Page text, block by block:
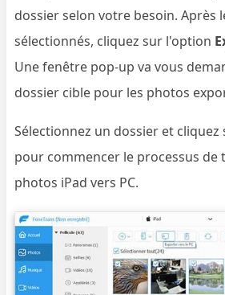
dossier selon votre besoin. Après
sélectionnés, cliquez sur l'option
Une fenêtre pop-up va vous
dossier cible pour les photos
Sélectionnez un dossier et
pour commencer le processus de
photos iPad vers PC.